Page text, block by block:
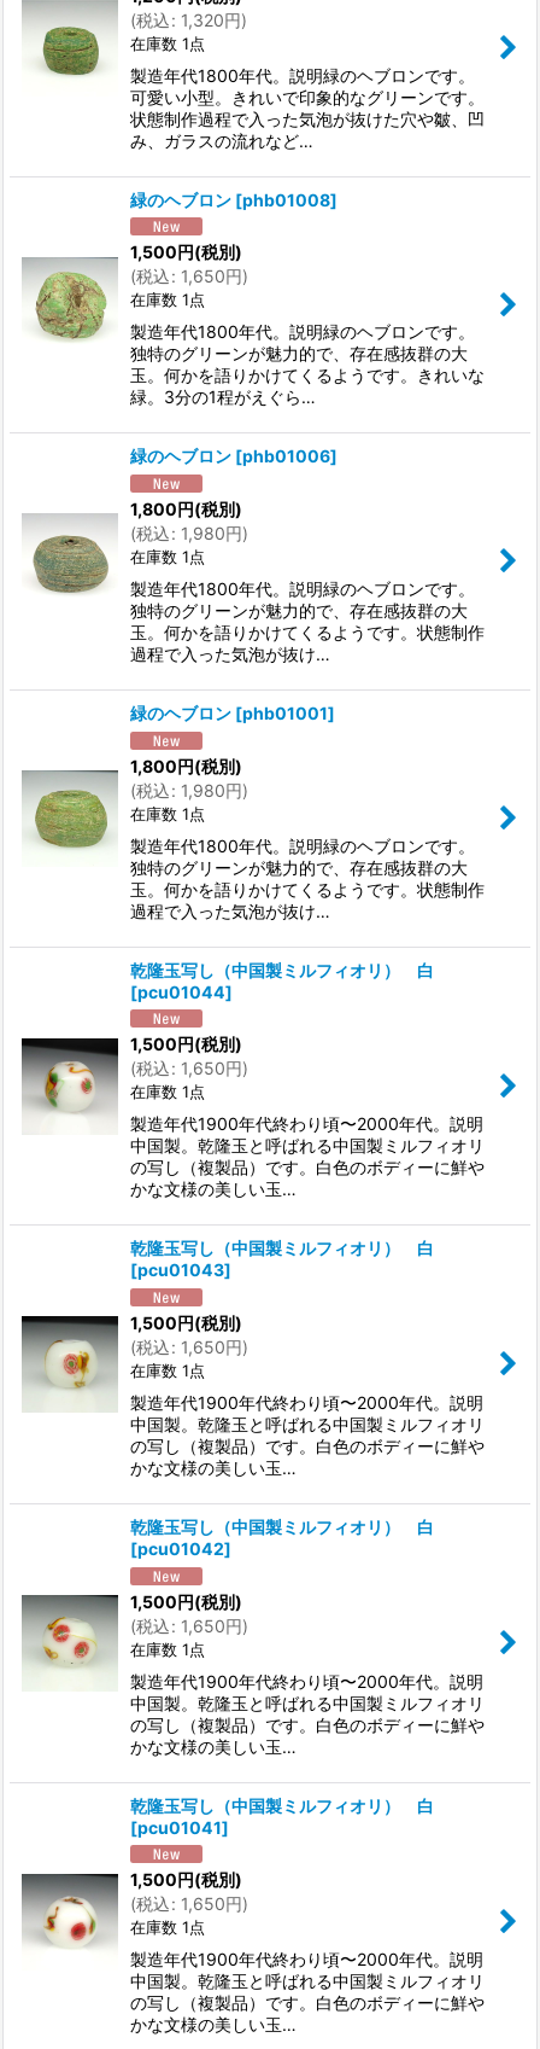
(税込: 1,320円)
在庫数 1点
製造年代1800年代。説明緑のヘブロンです。
可愛い小型。きれいで印象的なグリーンです。
状態制作過程で入った気泡が抜けた穴や皺、凹
み、ガラスの流れなど…
緑のヘブロン [phb01008]
1,500円(税別)
(税込: 1,650円)
在庫数 1点
製造年代1800年代。説明緑のヘブロンです。
独特のグリーンが魅力的で、存在感抜群の大
玉。何かを語りかけてくるようです。きれいな
緑。3分の1程がえぐら…
緑のヘブロン [phb01006]
1,800円(税別)
(税込: 1,980円)
在庫数 1点
製造年代1800年代。説明緑のヘブロンです。
独特のグリーンが魅力的で、存在感抜群の大
玉。何かを語りかけてくるようです。状態制作
過程で入った気泡が抜け…
緑のヘブロン [phb01001]
1,800円(税別)
(税込: 1,980円)
在庫数 1点
製造年代1800年代。説明緑のヘブロンです。
独特のグリーンが魅力的で、存在感抜群の大
玉。何かを語りかけてくるようです。状態制作
過程で入った気泡が抜け…
乾隆玉写し（中国製ミルフィオリ） 白
[pcu01044]
1,500円(税別)
(税込: 1,650円)
在庫数 1点
製造年代1900年代終わり頃〜2000年代。説明
中国製。乾隆玉と呼ばれる中国製ミルフィオリ
の写し（複製品）です。白色のボディーに鮮や
かな文様の美しい玉…
乾隆玉写し（中国製ミルフィオリ） 白
[pcu01043]
1,500円(税別)
(税込: 1,650円)
在庫数 1点
製造年代1900年代終わり頃〜2000年代。説明
中国製。乾隆玉と呼ばれる中国製ミルフィオリ
の写し（複製品）です。白色のボディーに鮮や
かな文様の美しい玉…
乾隆玉写し（中国製ミルフィオリ） 白
[pcu01042]
1,500円(税別)
(税込: 1,650円)
在庫数 1点
製造年代1900年代終わり頃〜2000年代。説明
中国製。乾隆玉と呼ばれる中国製ミルフィオリ
の写し（複製品）です。白色のボディーに鮮や
かな文様の美しい玉…
乾隆玉写し（中国製ミルフィオリ） 白
[pcu01041]
1,500円(税別)
(税込: 1,650円)
在庫数 1点
製造年代1900年代終わり頃〜2000年代。説明
中国製。乾隆玉と呼ばれる中国製ミルフィオリ
の写し（複製品）です。白色のボディーに鮮や
かな文様の美しい玉…